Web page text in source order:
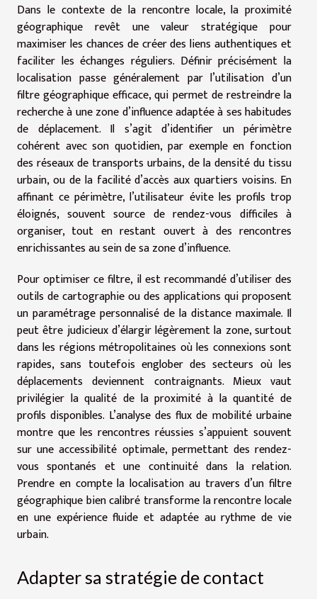
Dans le contexte de la rencontre locale, la proximité
géographique revêt une valeur stratégique pour
maximiser les chances de créer des liens authentiques et
faciliter les échanges réguliers. Définir précisément la
localisation passe généralement par l’utilisation d’un
filtre géographique efficace, qui permet de restreindre la
recherche à une zone d’influence adaptée à ses habitudes
de déplacement. Il s’agit d’identifier un périmètre
cohérent avec son quotidien, par exemple en fonction
des réseaux de transports urbains, de la densité du tissu
urbain, ou de la facilité d’accès aux quartiers voisins. En
affinant ce périmètre, l’utilisateur évite les profils trop
éloignés, souvent source de rendez-vous difficiles à
organiser, tout en restant ouvert à des rencontres
enrichissantes au sein de sa zone d’influence.
Pour optimiser ce filtre, il est recommandé d’utiliser des
outils de cartographie ou des applications qui proposent
un paramétrage personnalisé de la distance maximale. Il
peut être judicieux d’élargir légèrement la zone, surtout
dans les régions métropolitaines où les connexions sont
rapides, sans toutefois englober des secteurs où les
déplacements deviennent contraignants. Mieux vaut
privilégier la qualité de la proximité à la quantité de
profils disponibles. L’analyse des flux de mobilité urbaine
montre que les rencontres réussies s’appuient souvent
sur une accessibilité optimale, permettant des rendez-
vous spontanés et une continuité dans la relation.
Prendre en compte la localisation au travers d’un filtre
géographique bien calibré transforme la rencontre locale
en une expérience fluide et adaptée au rythme de vie
urbain.
Adapter sa stratégie de contact